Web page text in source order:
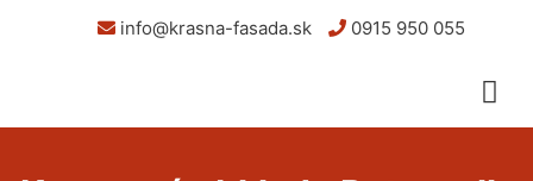
info@krasna-fasada.sk 0915 950 055